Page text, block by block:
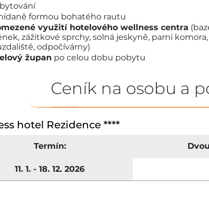
formou bohatého rautu
využití hotelového wellness centra
zážitkové sprchy, solná jeskyně, parní
odpočívárny)
župan po celou dobu pobytu
Ceník na osobu a
hotel Rezidence ****
Termín:
11. 1. - 18. 12. 2026